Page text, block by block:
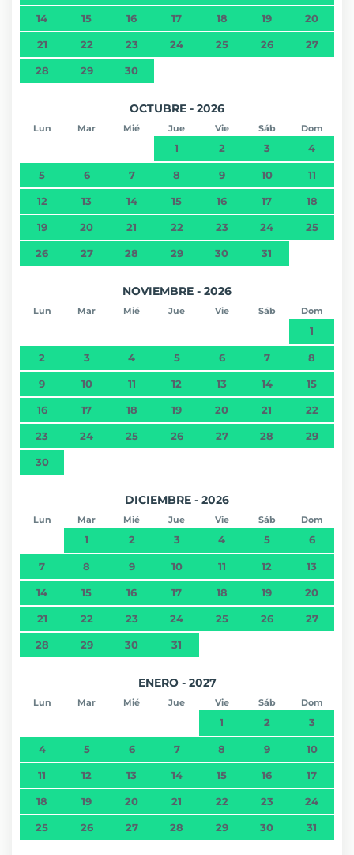
14 15 16 17 18 19 20
21 22 23 24 25 26 27
28 29 30
OCTUBRE - 2026
Lun Mar Mié Jue Vie Sáb Dom
1 2 3 4
5 6 7 8 9 10 11
12 13 14 15 16 17 18
19 20 21 22 23 24 25
26 27 28 29 30 31
NOVIEMBRE - 2026
Lun Mar Mié Jue Vie Sáb Dom
1
2 3 4 5 6 7 8
9 10 11 12 13 14 15
16 17 18 19 20 21 22
23 24 25 26 27 28 29
30
DICIEMBRE - 2026
Lun Mar Mié Jue Vie Sáb Dom
1 2 3 4 5 6
7 8 9 10 11 12 13
14 15 16 17 18 19 20
21 22 23 24 25 26 27
28 29 30 31
ENERO - 2027
Lun Mar Mié Jue Vie Sáb Dom
1 2 3
4 5 6 7 8 9 10
11 12 13 14 15 16 17
18 19 20 21 22 23 24
25 26 27 28 29 30 31